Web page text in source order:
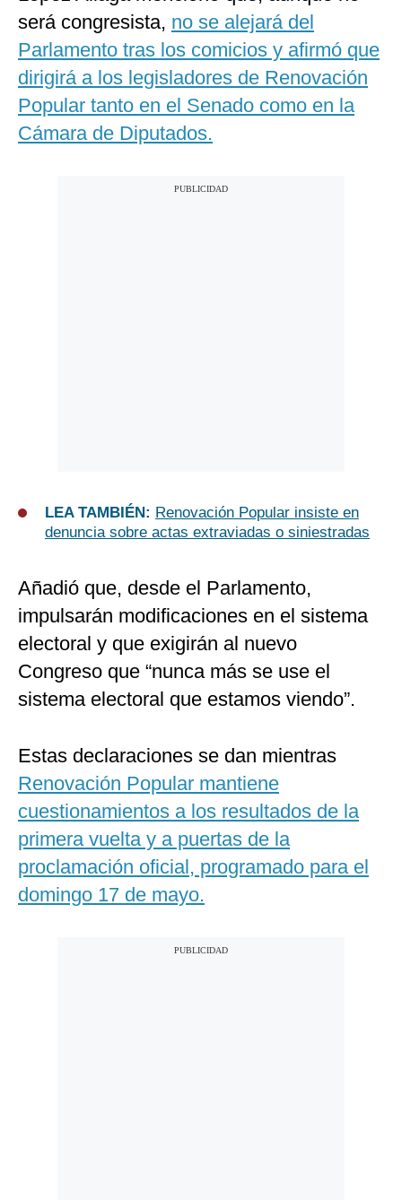
será congresista, no se alejará del
Parlamento tras los comicios y afirmó que
dirigirá a los legisladores de Renovación
Popular tanto en el Senado como en la
Cámara de Diputados.
LEA TAMBIÉN: Renovación Popular insiste en
denuncia sobre actas extraviadas o siniestradas
Añadió que, desde el Parlamento,
impulsarán modificaciones en el sistema
electoral y que exigirán al nuevo
Congreso que “nunca más se use el
sistema electoral que estamos viendo”.
Estas declaraciones se dan mientras
Renovación Popular mantiene
cuestionamientos a los resultados de la
primera vuelta y a puertas de la
proclamación oficial, programado para el
domingo 17 de mayo.